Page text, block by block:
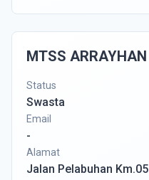
MTSS ARRAYHAN
Status
Swasta
Email
-
Alamat
Jalan Pelabuhan Km.05